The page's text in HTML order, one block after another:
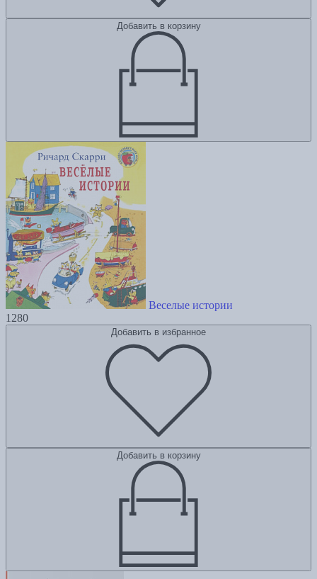
Добавить в корзину
Веселые истории
1280
Добавить в избранное
Добавить в корзину